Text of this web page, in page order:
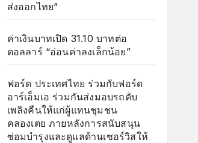
ส่งออกไทย”
ค่าเงินบาทเปิด 31.10 บาทต่อ
ดอลลาร์ “อ่อนค่าลงเล็กน้อย”
ฟอร์ด ประเทศไทย ร่วมกับฟอร์ด
อาร์เอ็มเอ ร่วมกันส่งมอบรถดับ
เพลิงคืนให้แก่ผู้แทนชุมชน
คลองเตย ภายหลังการสนับสนุน
ซ่อมบำรุงและดูแลด้านเซอร์วิสให้